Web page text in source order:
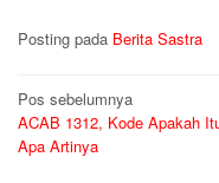
Posting pada Berita Sastra
Navigasi
pos
Pos sebelumnya
ACAB 1312, Kode Apakah
Apa Artinya